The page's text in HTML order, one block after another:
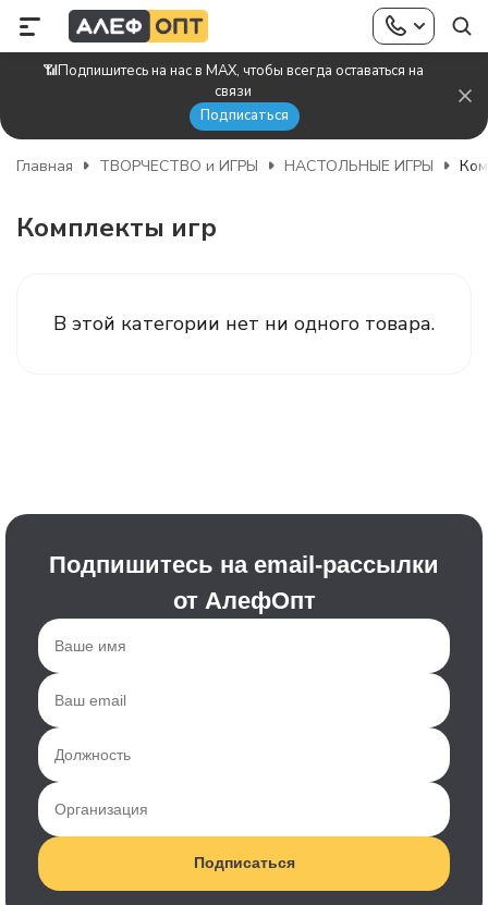
📶Подпишитесь на нас в MAX, чтобы всегда оставаться на
связи
Подписаться
Главная ТВОРЧЕСТВО и ИГРЫ НАСТОЛЬНЫЕ ИГРЫ
Комплекты игр
В этой категории нет ни одного товара.
Подпишитесь на email-рассылки
от АлефОпт
Подписаться